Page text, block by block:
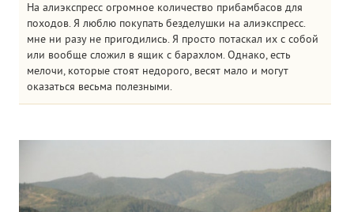
На алиэкспресс огромное количество прибамбасов для
походов. Я люблю покупать безделушки на алиэкспресс.
мне ни разу не пригодились. Я просто потаскал их с собой
или вообще сложил в ящик с барахлом. Однако, есть
мелочи, которые стоят недорого, весят мало и могут
оказаться весьма полезными.